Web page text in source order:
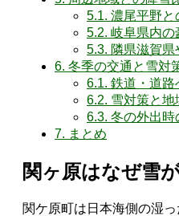
5.1. 濃尾平野と
5.2. 岐阜県内の
5.3. 隣県滋賀
6. 冬季の交通と雪対
6.1. 鉄道・道路
6.2. 雪対策と地
6.3. 冬の外出時
7. まとめ
関ヶ原はなぜ雪
関ケ原町は日本海側の湿